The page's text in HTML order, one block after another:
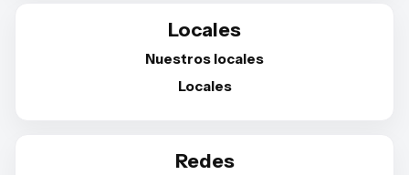
Locales
Nuestros locales
Locales
Redes